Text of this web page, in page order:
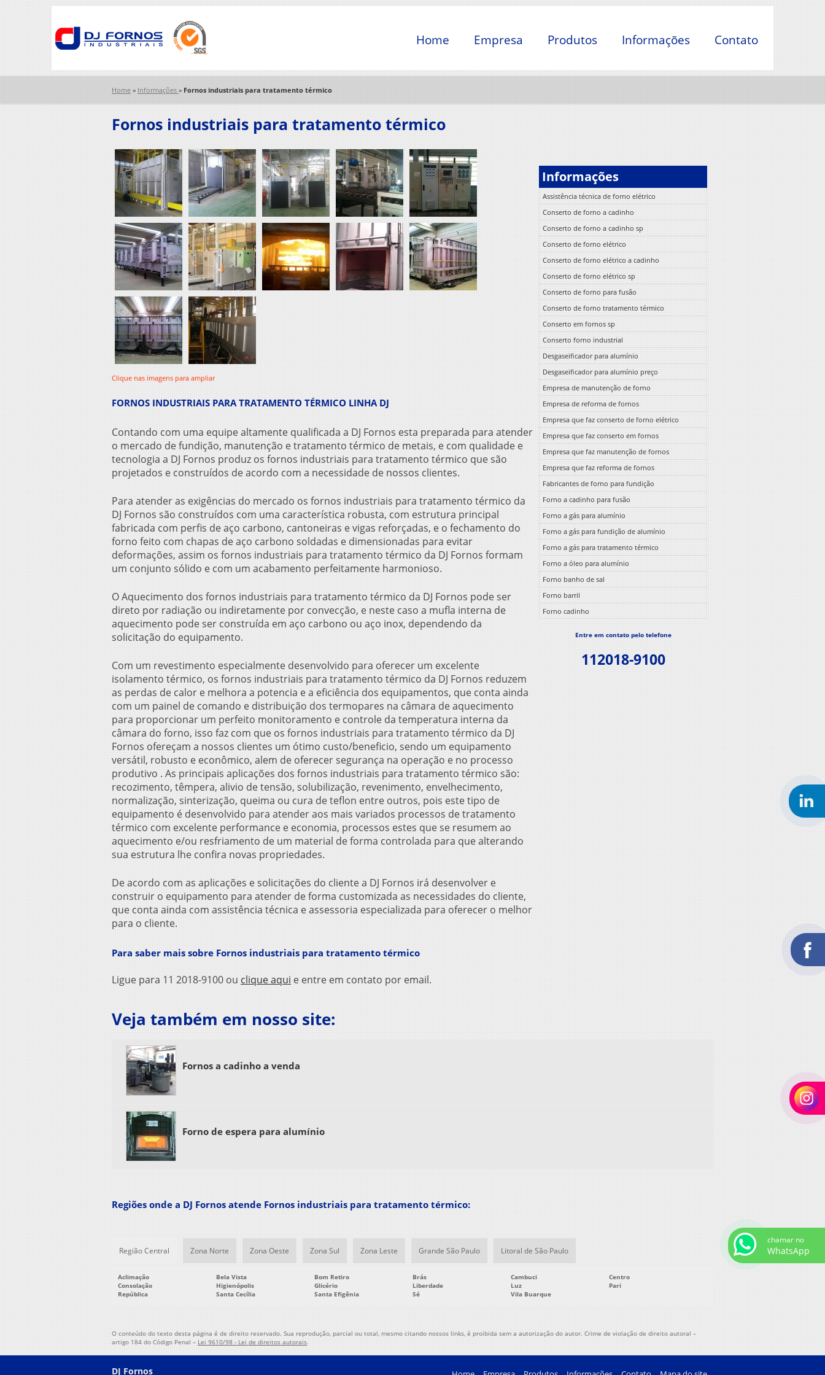
Home Empresa Produtos Informações Contato
Home » Informações » Fornos industriais para tratamento térmico
Fornos industriais para tratamento térmico
Clique nas imagens para ampliar
FORNOS INDUSTRIAIS PARA TRATAMENTO TÉRMICO LINHA DJ
Contando com uma equipe altamente qualificada a DJ Fornos esta preparada para atender
o mercado de fundição, manutenção e tratamento térmico de metais, e com qualidade e
tecnologia a DJ Fornos produz os fornos industriais para tratamento térmico que são
projetados e construídos de acordo com a necessidade de nossos clientes.
Para atender as exigências do mercado os fornos industriais para tratamento térmico da
DJ Fornos são construídos com uma característica robusta, com estrutura principal
fabricada com perfis de aço carbono, cantoneiras e vigas reforçadas, e o fechamento do
forno feito com chapas de aço carbono soldadas e dimensionadas para evitar
deformações, assim os fornos industriais para tratamento térmico da DJ Fornos formam
um conjunto sólido e com um acabamento perfeitamente harmonioso.
O Aquecimento dos fornos industriais para tratamento térmico da DJ Fornos pode ser
direto por radiação ou indiretamente por convecção, e neste caso a mufla interna de
aquecimento pode ser construída em aço carbono ou aço inox, dependendo da
solicitação do equipamento.
Com um revestimento especialmente desenvolvido para oferecer um excelente
isolamento térmico, os fornos industriais para tratamento térmico da DJ Fornos reduzem
as perdas de calor e melhora a potencia e a eficiência dos equipamentos, que conta ainda
com um painel de comando e distribuição dos termopares na câmara de aquecimento
para proporcionar um perfeito monitoramento e controle da temperatura interna da
câmara do forno, isso faz com que os fornos industriais para tratamento térmico da DJ
Fornos ofereçam a nossos clientes um ótimo custo/beneficio, sendo um equipamento
versátil, robusto e econômico, alem de oferecer segurança na operação e no processo
produtivo . As principais aplicações dos fornos industriais para tratamento térmico são:
recozimento, têmpera, alivio de tensão, solubilização, revenimento, envelhecimento,
normalização, sinterização, queima ou cura de teflon entre outros, pois este tipo de
equipamento é desenvolvido para atender aos mais variados processos de tratamento
térmico com excelente performance e economia, processos estes que se resumem ao
aquecimento e/ou resfriamento de um material de forma controlada para que alterando
sua estrutura lhe confira novas propriedades.
De acordo com as aplicações e solicitações do cliente a DJ Fornos irá desenvolver e
construir o equipamento para atender de forma customizada as necessidades do cliente,
que conta ainda com assistência técnica e assessoria especializada para oferecer o melhor
para o cliente.
Para saber mais sobre Fornos industriais para tratamento térmico
Ligue para 11 2018-9100 ou clique aqui e entre em contato por email.
Informações
Assistência técnica de forno elétrico
Conserto de forno a cadinho
Conserto de forno a cadinho sp
Conserto de forno elétrico
Conserto de forno elétrico a cadinho
Conserto de forno elétrico sp
Conserto de forno para fusão
Conserto de forno tratamento térmico
Conserto em fornos sp
Conserto forno industrial
Desgaseificador para alumínio
Desgaseificador para alumínio preço
Empresa de manutenção de forno
Empresa de reforma de fornos
Empresa que faz conserto de forno elétrico
Empresa que faz conserto em fornos
Empresa que faz manutenção de fornos
Empresa que faz reforma de fornos
Fabricantes de forno para fundição
Forno a cadinho para fusão
Forno a gás para alumínio
Forno a gás para fundição de alumínio
Forno a gás para tratamento térmico
Forno a óleo para alumínio
Forno banho de sal
Forno barril
Forno cadinho
Forno cadinho para fundição
Forno reverbero alumínio
Forno rotativo
Forno rotativo industrial
Forno rotativo para alumínio
Forno rotativo para fundição de alumínio
Entre em contato pelo telefone
112018-9100
Veja também em nosso site:
Fornos a cadinho a venda
Forno de espera para alumínio
Regiões onde a DJ Fornos atende Fornos industriais para tratamento térmico:
Região Central Zona Norte Zona Oeste Zona Sul Zona Leste Grande São Paulo Litoral de São Paulo
Aclimação Bela Vista Bom Retiro Brás Cambuci
Centro
Consolação
Higienópolis Glicério Liberdade Luz
Pari
República
Santa Cecília Santa Efigênia Sé Vila Buarque
O conteúdo do texto desta página é de direito reservado. Sua reprodução, parcial ou total, mesmo citando nossos links, é proibida sem a autorização do autor. Crime de violação de direito autoral –
artigo 184 do Código Penal – Lei 9610/98 - Lei de direitos autorais.
DJ Fornos
chamar no
WhatsApp